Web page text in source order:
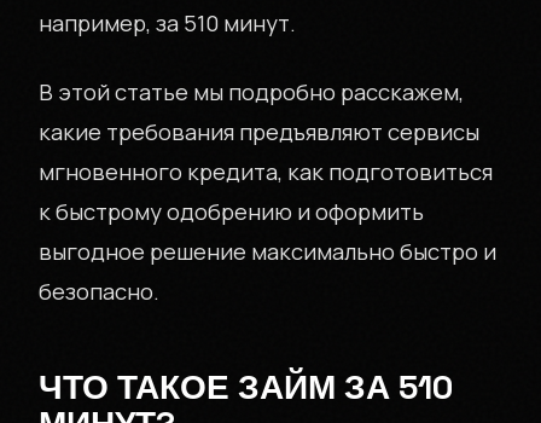
например, за 510 минут.
В этой статье мы подробно расскажем,
какие требования предъявляют сервисы
мгновенного кредита, как подготовиться
к быстрому одобрению и оформить
выгодное решение максимально быстро и
безопасно.
ЧТО ТАКОЕ ЗАЙМ ЗА 510